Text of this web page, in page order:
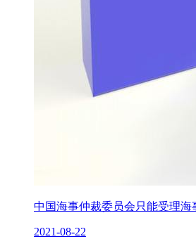
中国海事仲裁委员会只能受理海
2021-08-22